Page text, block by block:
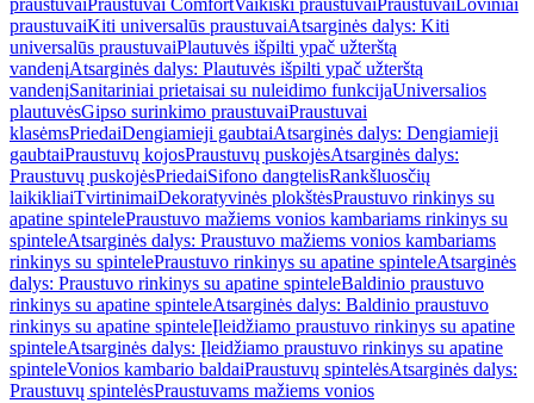
praustuvaiPraustuvai ComfortVaikiški praustuvaiPraustuvaiLoviniai
praustuvaiKiti universalūs praustuvaiAtsarginės dalys: Kiti
universalūs praustuvaiPlautuvės išpilti ypač užterštą
vandenįAtsarginės dalys: Plautuvės išpilti ypač užterštą
vandenįSanitariniai prietaisai su nuleidimo funkcijaUniversalios
plautuvėsGipso surinkimo praustuvaiPraustuvai
klasėmsPriedaiDengiamieji gaubtaiAtsarginės dalys: Dengiamieji
gaubtaiPraustuvų kojosPraustuvų puskojėsAtsarginės dalys:
Praustuvų puskojėsPriedaiSifono dangtelisRankšluosčių
laikikliaiTvirtinimaiDekoratyvinės plokštėsPraustuvo rinkinys su
apatine spintelePraustuvo mažiems vonios kambariams rinkinys su
spinteleAtsarginės dalys: Praustuvo mažiems vonios kambariams
rinkinys su spintelePraustuvo rinkinys su apatine spinteleAtsarginės
dalys: Praustuvo rinkinys su apatine spinteleBaldinio praustuvo
rinkinys su apatine spinteleAtsarginės dalys: Baldinio praustuvo
rinkinys su apatine spinteleĮleidžiamo praustuvo rinkinys su apatine
spinteleAtsarginės dalys: Įleidžiamo praustuvo rinkinys su apatine
spinteleVonios kambario baldaiPraustuvų spintelėsAtsarginės dalys:
Praustuvų spintelėsPraustuvams mažiems vonios